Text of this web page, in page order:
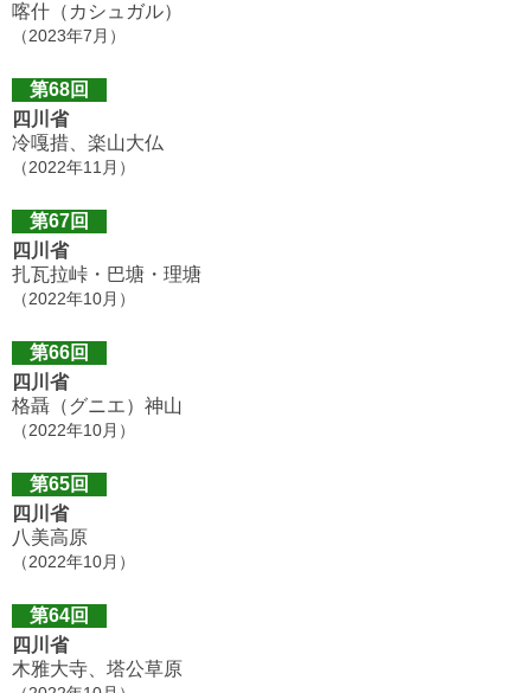
喀什（カシュガル）
（2023年7月）
第68回
四川省
冷嘎措、楽山大仏
（2022年11月）
第67回
四川省
扎瓦拉峠・巴塘・理塘
（2022年10月）
第66回
四川省
格聶（グニエ）神山
（2022年10月）
第65回
四川省
八美高原
（2022年10月）
第64回
四川省
木雅大寺、塔公草原